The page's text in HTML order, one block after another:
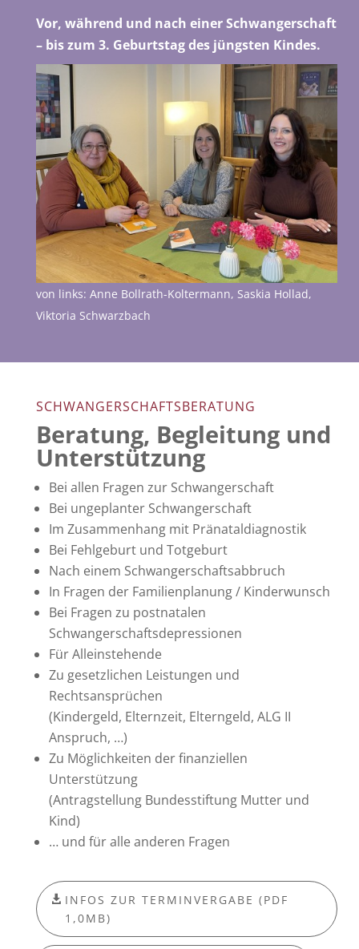
Vor, während und nach einer Schwangerschaft
– bis zum 3. Geburtstag des jüngsten Kindes.
von links: Anne Bollrath-Koltermann, Saskia Hollad,
Viktoria Schwarzbach
SCHWANGERSCHAFTSBERATUNG
Beratung, Begleitung und
Unterstützung
Bei allen Fragen zur Schwangerschaft
Bei ungeplanter Schwangerschaft
Im Zusammenhang mit Pränataldiagnostik
Bei Fehlgeburt und Totgeburt
Nach einem Schwangerschaftsabbruch
In Fragen der Familienplanung / Kinderwunsch
Bei Fragen zu postnatalen
Schwangerschaftsdepressionen
Für Alleinstehende
Zu gesetzlichen Leistungen und
Rechtsansprüchen
(Kindergeld, Elternzeit, Elterngeld, ALG II
Anspruch, …)
Zu Möglichkeiten der finanziellen
Unterstützung
(Antragstellung Bundesstiftung Mutter und
Kind)
… und für alle anderen Fragen
INFOS ZUR TERMINVERGABE (PDF
1,0MB)